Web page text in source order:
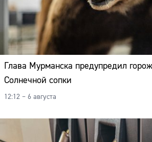
Глава Мурманска предупредил
Солнечной сопки
12:12 – 6 августа